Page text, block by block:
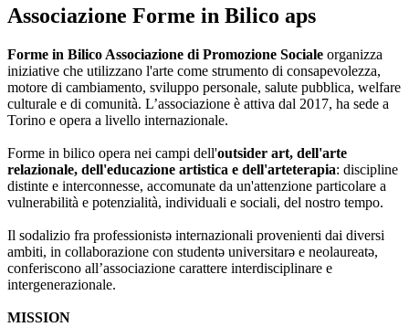
Associazione Forme in Bilico aps
Forme in Bilico Associazione di Promozione Sociale organizza
iniziative che utilizzano l'arte come strumento di consapevolezza,
motore di cambiamento, sviluppo personale, salute pubblica, welfare
culturale e di comunità. L’associazione è attiva dal 2017, ha sede a
Torino e opera a livello internazionale.
Forme in bilico opera nei campi dell'outsider art, dell'arte
relazionale, dell'educazione artistica e dell'arteterapia: discipline
distinte e interconnesse, accomunate da un'attenzione particolare a
vulnerabilità e potenzialità, individuali e sociali, del nostro tempo.
Il sodalizio fra professionistə internazionali provenienti dai diversi
ambiti, in collaborazione con studentə universitarə e neolaureatə,
conferiscono all’associazione carattere interdisciplinare e
intergenerazionale.
MISSION